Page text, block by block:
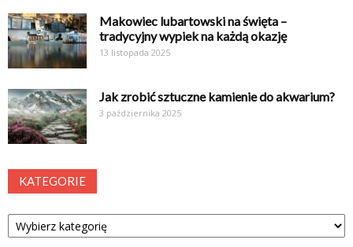
Makowiec lubartowski na święta –
tradycyjny wypiek na każdą okazję
13 listopada 2025
Jak zrobić sztuczne kamienie do akwarium?
3 października 2025
KATEGORIE
Kategorie